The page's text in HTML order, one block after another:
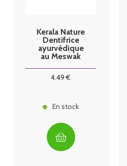
Kerala Nature
Dentifrice
ayurvédique
au Meswak
4.49 €
En stock